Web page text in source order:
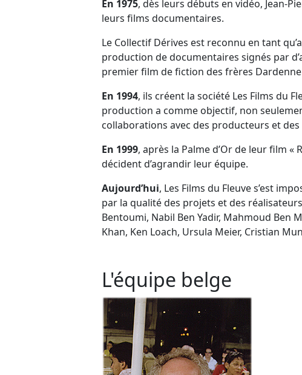
En 1975, dès leurs débuts en vidéo, Jean-
leurs films documentaires.
Le Collectif Dérives est reconnu en tant
production de documentaires signés par
premier film de fiction des frères
En 1994, ils créent la société Les Films du
production a comme objectif, non
collaborations avec des producteurs et
En 1999, après la Palme d’Or de leur film
décident d’agrandir leur équipe.
Aujourd’hui, Les Films du Fleuve s’est
par la qualité des projets et des
Bentoumi, Nabil Ben Yadir, Mahmoud Ben
Khan, Ken Loach, Ursula Meier, Cristian
L'équipe belge